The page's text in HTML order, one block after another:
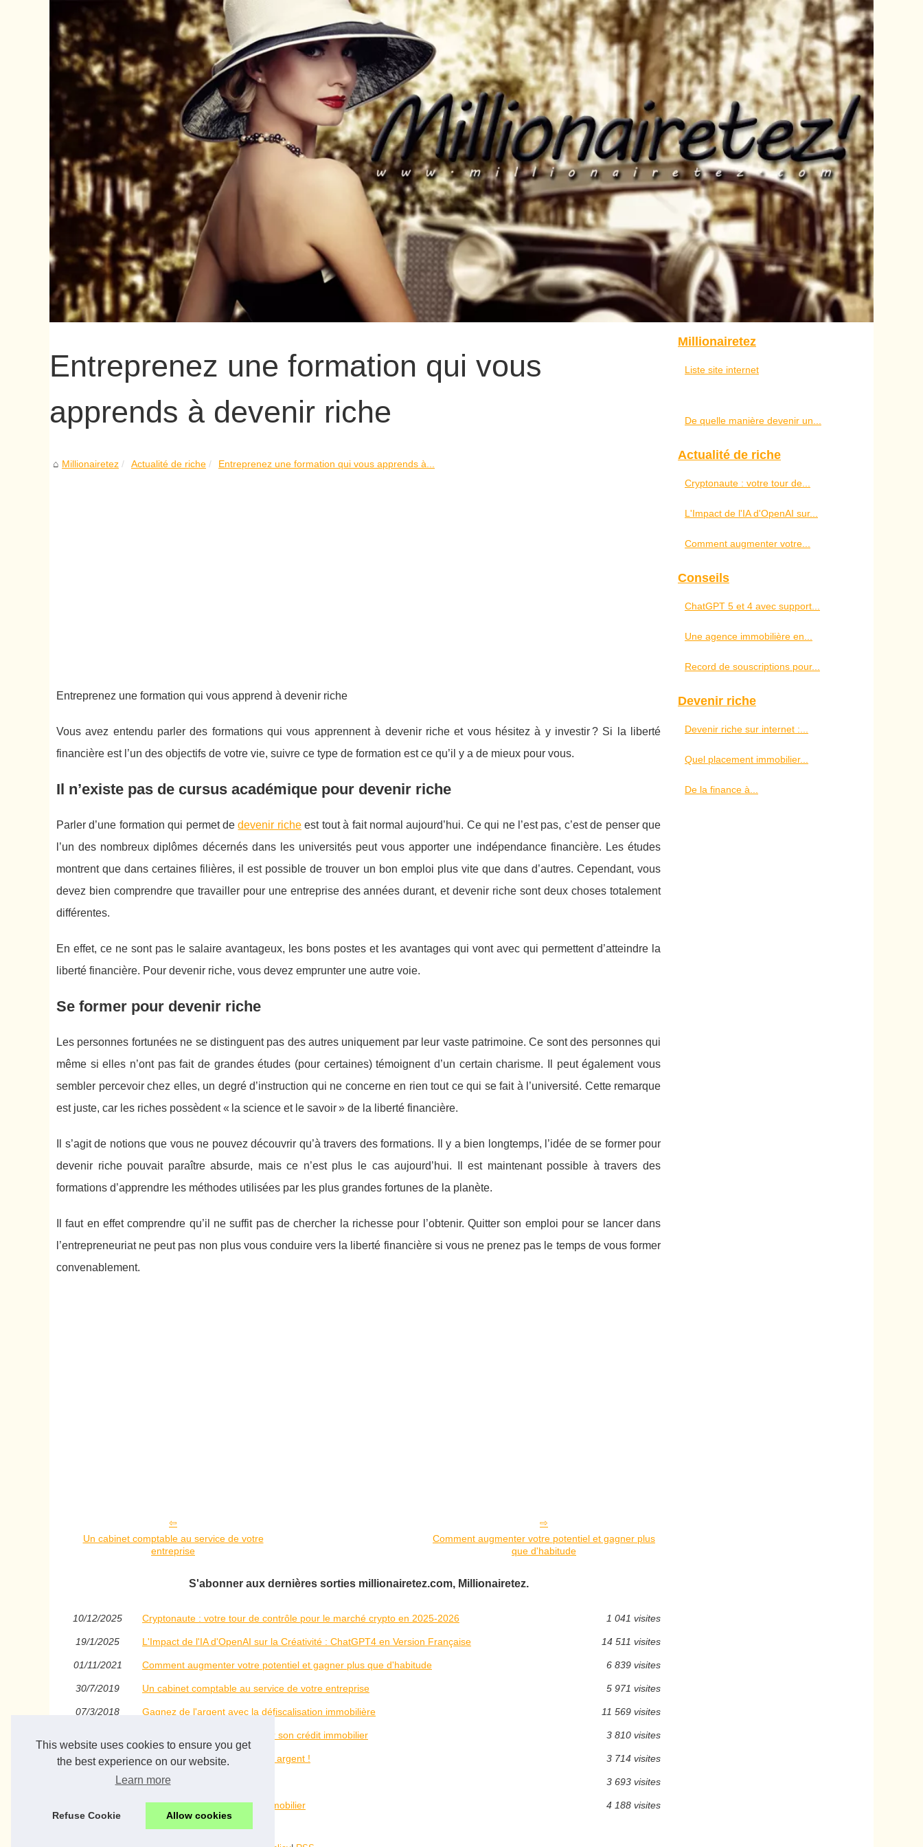
This website uses cookies to ensure you get
the best experience on our website.
Learn more
Refuse Cookie Allow cookies
Entreprenez une formation qui vous
apprends à devenir riche
Millionairetez Actualité de riche Entreprenez une formation qui vous apprends à...
Entreprenez une formation qui vous apprend à devenir riche
Vous avez entendu parler des formations qui vous apprennent à devenir riche et vous hésitez à y investir ? Si la liberté
financière est l’un des objectifs de votre vie, suivre ce type de formation est ce qu’il y a de mieux pour vous.
Il n’existe pas de cursus académique pour devenir riche
Parler d’une formation qui permet dedevenir richeest tout à fait normal aujourd’hui. Ce qui ne l’est pas, c’est de penser que
l’un des nombreux diplômes décernés dans les universités peut vous apporter une indépendance financière. Les études
montrent que dans certaines filières, il est possible de trouver un bon emploi plus vite que dans d’autres. Cependant, vous
devez bien comprendre que travailler pour une entreprise des années durant, et devenir riche sont deux choses totalement
différentes.
En effet, ce ne sont pas le salaire avantageux, les bons postes et les avantages qui vont avec qui permettent d’atteindre la
liberté financière. Pour devenir riche, vous devez emprunter une autre voie.
Se former pour devenir riche
Les personnes fortunées ne se distinguent pas des autres uniquement par leur vaste patrimoine. Ce sont des personnes qui
même si elles n’ont pas fait de grandes études (pour certaines) témoignent d’un certain charisme. Il peut également vous
sembler percevoir chez elles, un degré d’instruction qui ne concerne en rien tout ce qui se fait à l’université. Cette remarque
est juste, car les riches possèdent « la science et le savoir » de la liberté financière.
Il s’agit de notions que vous ne pouvez découvrir qu’à travers des formations. Il y a bien longtemps, l’idée de se former pour
devenir riche pouvait paraître absurde, mais ce n’est plus le cas aujourd’hui. Il est maintenant possible à travers des
formations d’apprendre les méthodes utilisées par les plus grandes fortunes de la planète.
Il faut en effet comprendre qu’il ne suffit pas de chercher la richesse pour l’obtenir. Quitter son emploi pour se lancer dans
l’entrepreneuriat ne peut pas non plus vous conduire vers la liberté financière si vous ne prenez pas le temps de vous former
convenablement.
Un cabinet comptable au service de votre
entreprise
Comment augmenter votre potentiel et gagner plus
que d'habitude
S'abonner aux dernières sorties millionairetez.com, Millionairetez.
10/12/2025 Cryptonaute : votre tour de contrôle pour le marché crypto en 2025‑2026 1 041 visites
19/1/2025 L'Impact de l'IA d'OpenAI sur la Créativité : ChatGPT4 en Version Française 14 511 visites
01/11/2021 Comment augmenter votre potentiel et gagner plus que d'habitude 6 839 visites
30/7/2019 Un cabinet comptable au service de votre entreprise 5 971 visites
07/3/2018 Gagnez de l'argent avec la défiscalisation immobilière 11 569 visites
Des taux encore plus bas pour son crédit immobilier 3 810 visites
10/10/2016 Une méthode pour garder son argent ! 3 714 visites
03/8/2016 Que permet la loi pinel? 3 693 visites
Le compromis de vente en immobilier 4 188 visites
Millionairetez
Liste site internet
De quelle manière devenir un...
Actualité de riche
Cryptonaute : votre tour de...
L'Impact de l'IA d'OpenAI sur...
Comment augmenter votre...
Conseils
ChatGPT 5 et 4 avec support...
Une agence immobilière en...
Record de souscriptions pour...
Devenir riche
Devenir riche sur internet :...
Quel placement immobilier...
De la finance à...